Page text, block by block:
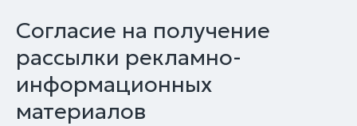
Согласие на получение
рассылки рекламно-
информационных
материалов